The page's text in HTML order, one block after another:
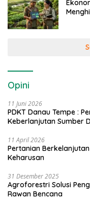
Opini
11 Juni 2026
PDKT Danau Tempe :
Keberlanjutan Sumber
11 April 2026
Pertanian
Keharusan
31 Desember 2025
Agroforestri Solusi
Rawan Bencana